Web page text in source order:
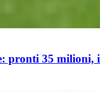
pronti 35 milioni,